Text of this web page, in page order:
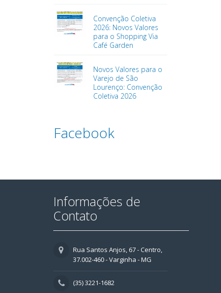
Convenção Coletiva
2026: Novos Valores
para o Shopping Via
Café Garden
Novos Valores para o
Varejo de São
Lourenço: Convenção
Coletiva 2026
Facebook
Informações de
Contato
Rua Santos Anjos, 67 - Centro,
37.002-460 - Varginha - MG
(35) 3221-1682